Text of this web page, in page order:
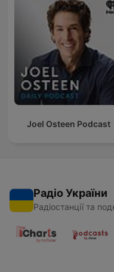
Joel Osteen Podcast
Радіо України
Радіостанції та